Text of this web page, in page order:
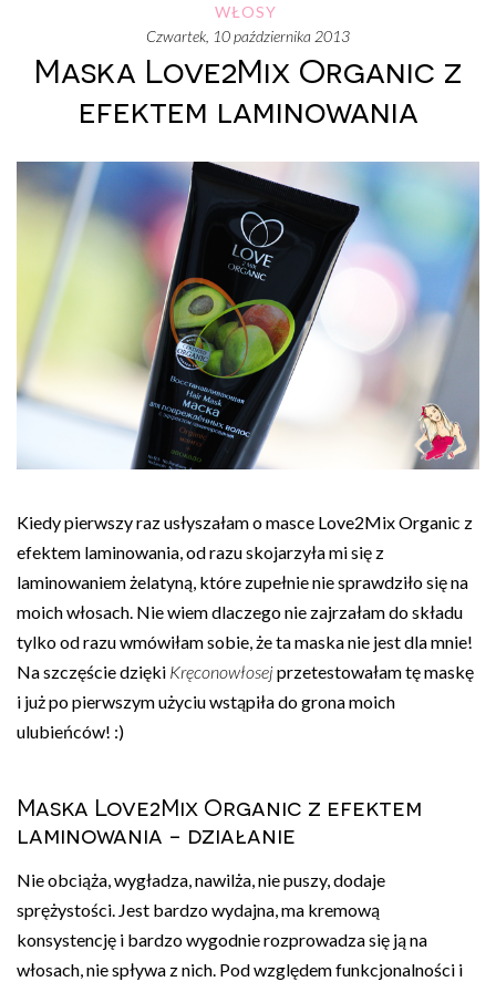
WŁOSY
czwartek, 10 października 2013
Maska Love2Mix Organic z
efektem laminowania
Kiedy pierwszy raz usłyszałam o masce Love2Mix Organic z
efektem laminowania, od razu skojarzyła mi się z
laminowaniem żelatyną, które zupełnie nie sprawdziło się na
moich włosach. Nie wiem dlaczego nie zajrzałam do składu
tylko od razu wmówiłam sobie, że ta maska nie jest dla mnie!
Na szczęście dzięki Kręconowłosejprzetestowałam tę maskę
i już po pierwszym użyciu wstąpiła do grona moich
ulubieńców! :)
Maska Love2Mix Organic z efektem
laminowania - działanie
Nie obciąża, wygładza, nawilża, nie puszy, dodaje
sprężystości. Jest bardzo wydajna, ma kremową
konsystencję i bardzo wygodnie rozprowadza się ją na
włosach, nie spływa z nich. Pod względem funkcjonalności i